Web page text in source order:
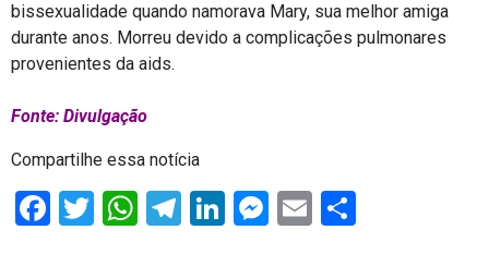
bissexualidade quando namorava Mary, sua melhor amiga
durante anos. Morreu devido a complicações pulmonares
provenientes da aids.
Fonte: Divulgação
Compartilhe essa notícia
Facebook
Twitter
WhatsApp
Telegram
LinkedIn
Messenger
Email